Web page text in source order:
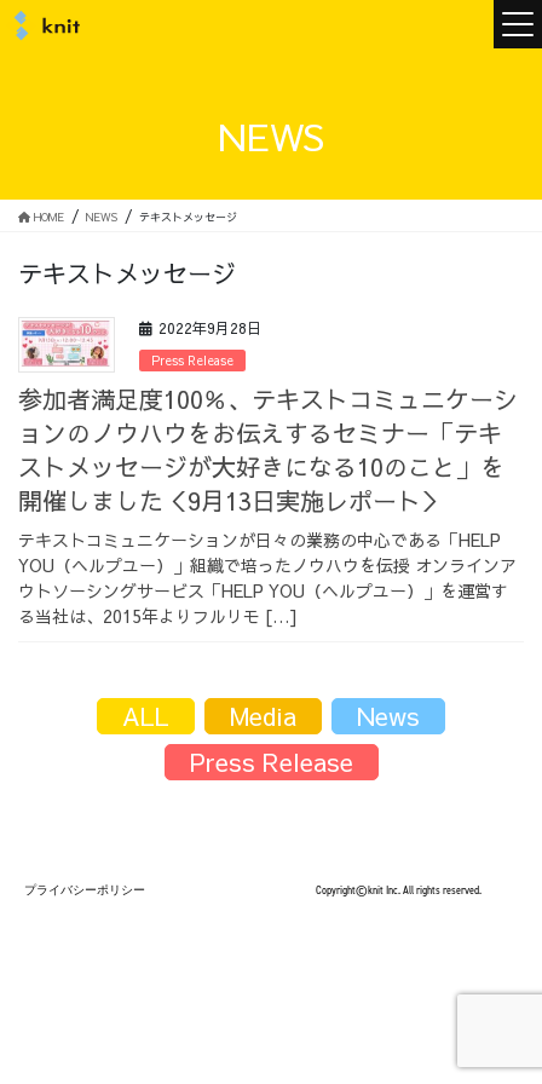
メンバー 会社概要
サービス
採用情報
採用情報トップ チームインタビュー01
NEWS
HOME NEWS テキストメッセージ
テキストメッセージ
2022年9月28日
Press Release
参加者満足度100％、テキストコミュニケーシ
ョンのノウハウをお伝えするセミナー「テキ
ストメッセージが大好きになる10のこと」を
開催しました＜9月13日実施レポート＞
テキストコミュニケーションが日々の業務の中心である「HELP
YOU（ヘルプユー）」組織で培ったノウハウを伝授 オンラインア
ウトソーシングサービス「HELP YOU（ヘルプユー）」を運営す
る当社は、2015年よりフルリモ […]
ALL Media
News
Press Release
プライバシーポリシー Copyright©knit Inc. All rights reserved.